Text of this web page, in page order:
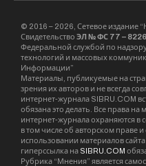
© 2016 – 2026, Сетевое издание
Свидетельство ЭЛ № ФС 77 –
Федеральной службой по
технологий и массовых
Информации”
Материалы, публикуемые на
зрения их авторов и не всегда
интернет-журнала SIBRU.COM
обязана это делать. Все права
интернет-журнала охраняются в
в том числе об авторском праве
использовании материалов
гиперссылка на SIBRU.COM
Рубрика “Мнения” является